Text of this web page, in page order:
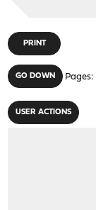
PRINT
GO DOWN Pages
USER ACTIONS